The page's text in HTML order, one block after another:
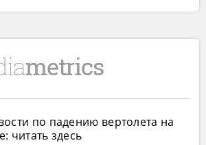
по падению вертолета на
читать здесь